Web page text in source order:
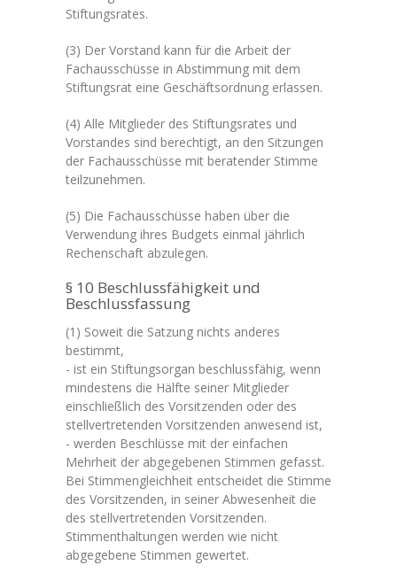
Stiftungsrates.
(3) Der Vorstand kann für die Arbeit der
Fachausschüsse in Abstimmung mit dem
Stiftungsrat eine Geschäftsordnung erlassen.
(4) Alle Mitglieder des Stiftungsrates und
Vorstandes sind berechtigt, an den Sitzungen
der Fachausschüsse mit beratender Stimme
teilzunehmen.
(5) Die Fachausschüsse haben über die
Verwendung ihres Budgets einmal jährlich
Rechenschaft abzulegen.
§ 10 Beschlussfähigkeit und
Beschlussfassung
(1) Soweit die Satzung nichts anderes
bestimmt,
- ist ein Stiftungsorgan beschlussfähig, wenn
mindestens die Hälfte seiner Mitglieder
einschließlich des Vorsitzenden oder des
stellvertretenden Vorsitzenden anwesend ist,
- werden Beschlüsse mit der einfachen
Mehrheit der abgegebenen Stimmen gefasst.
Bei Stimmengleichheit entscheidet die Stimme
des Vorsitzenden, in seiner Abwesenheit die
des stellvertretenden Vorsitzenden.
Stimmenthaltungen werden wie nicht
abgegebene Stimmen gewertet.